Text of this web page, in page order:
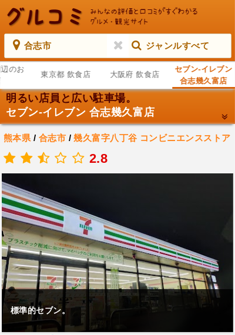
合志市 ジャンルすべて
のお
東京都 飲食店 大阪府 飲食店
セブン-イレブン
合志幾久富店
明るい店員と広い駐車場。
セブン-イレブン 合志幾久富店
熊本県 / 合志市 /幾久富字八丁谷 コンビニエンスストア
.
2.8
標準的セブン。